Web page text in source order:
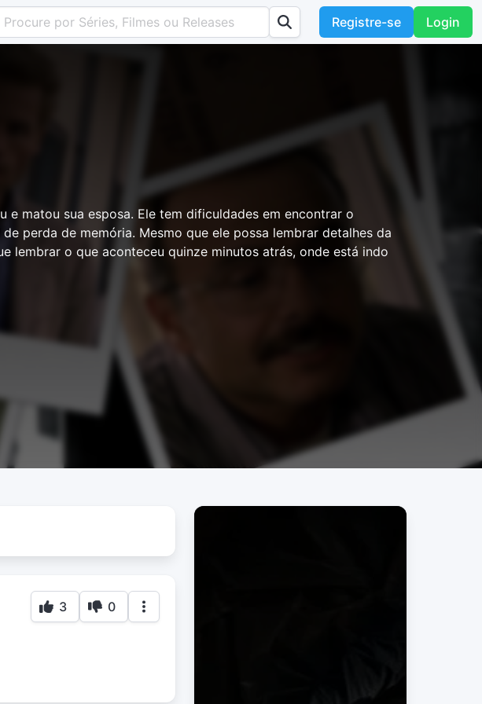
Registre-se Login
e matou sua esposa. Ele tem dificuldades em encontrar o
perda de memória. Mesmo que ele possa lembrar detalhes da
lembrar o que aconteceu quinze minutos atrás, onde está indo
3 0